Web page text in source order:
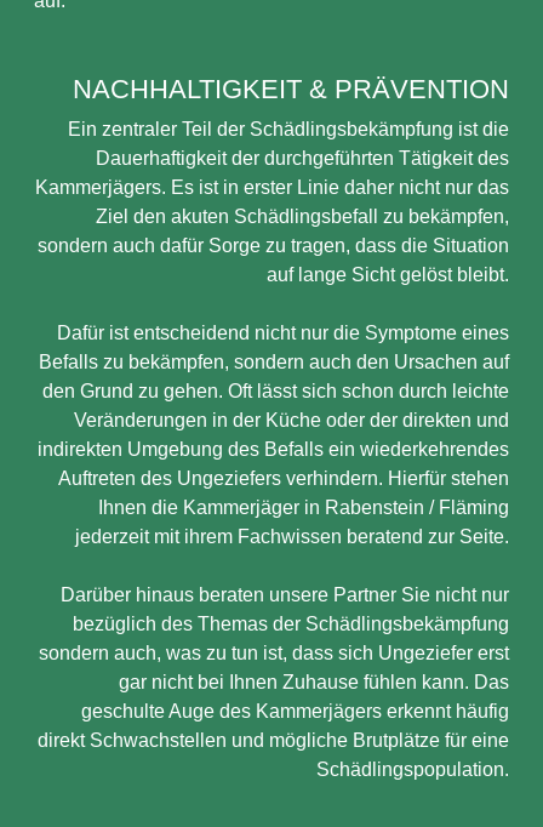
NACHHALTIGKEIT & PRÄVENTION
Ein zentraler Teil der Schädlingsbekämpfung ist die
Dauerhaftigkeit der durchgeführten Tätigkeit des
Kammerjägers. Es ist in erster Linie daher nicht nur das
Ziel den akuten Schädlingsbefall zu bekämpfen,
sondern auch dafür Sorge zu tragen, dass die Situation
auf lange Sicht gelöst bleibt.
Dafür ist entscheidend nicht nur die Symptome eines
Befalls zu bekämpfen, sondern auch den Ursachen auf
den Grund zu gehen. Oft lässt sich schon durch leichte
Veränderungen in der Küche oder der direkten und
indirekten Umgebung des Befalls ein wiederkehrendes
Auftreten des Ungeziefers verhindern. Hierfür stehen
Ihnen die Kammerjäger in Rabenstein / Fläming
jederzeit mit ihrem Fachwissen beratend zur Seite.
Darüber hinaus beraten unsere Partner Sie nicht nur
bezüglich des Themas der Schädlingsbekämpfung
sondern auch, was zu tun ist, dass sich Ungeziefer erst
gar nicht bei Ihnen Zuhause fühlen kann. Das
geschulte Auge des Kammerjägers erkennt häufig
direkt Schwachstellen und mögliche Brutplätze für eine
Schädlingspopulation.